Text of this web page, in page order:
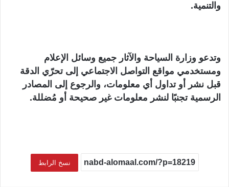
والتنمية.
وتدعو وزارة السياحة والآثار جميع وسائل الإعلام
ومستخدمي مواقع التواصل الاجتماعي إلى تحرّي الدقة
قبل نشر أو تداول أي معلومات، والرجوع إلى المصادر
الرسمية تجنبًا لنشر معلومات غير صحيحة أو مُضللة.
نسخ الرابط